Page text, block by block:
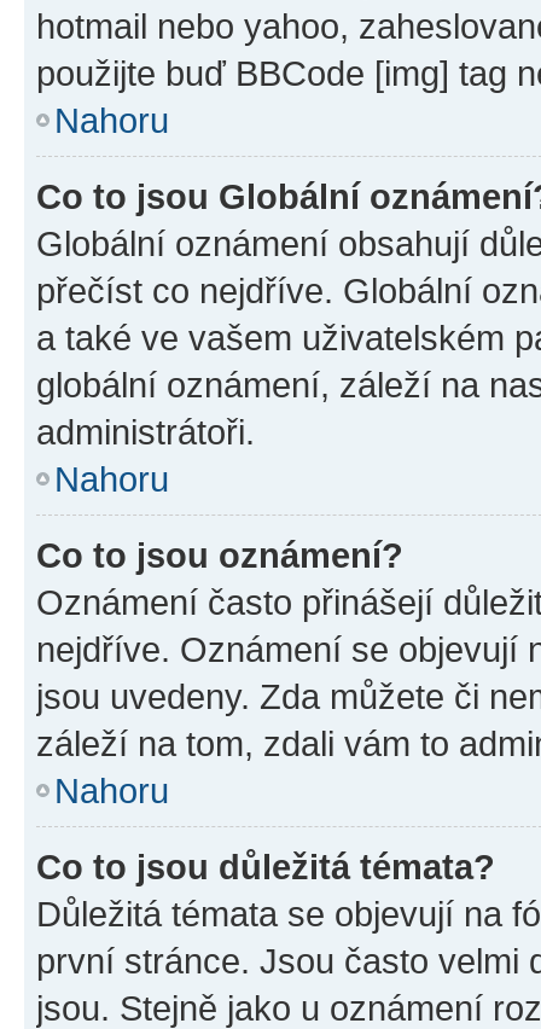
hotmail nebo yahoo,
použijte buď BBCode [img] tag
Nahoru
Co to jsou Globální
Globální oznámení obsahují
přečíst co nejdříve. Globální
a také ve vašem uživatelském
globální oznámení, záleží na
administrátoři.
Nahoru
Co to jsou oznámení?
Oznámení často přinášejí
nejdříve. Oznámení se objevují
jsou uvedeny. Zda můžete či
záleží na tom, zdali vám to
Nahoru
Co to jsou důležitá témata?
Důležitá témata se objevují na
první stránce. Jsou často velmi
jsou. Stejně jako u oznámení